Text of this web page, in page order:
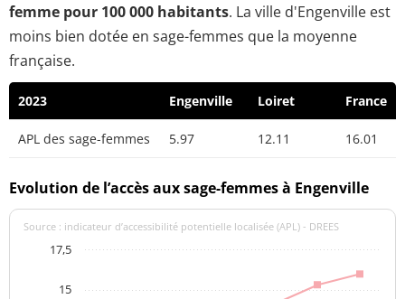
femme pour 100 000 habitants. La ville d'Engenville est
moins bien dotée en sage-femmes que la moyenne
française.
2023 Engenville Loiret France
APL des sage-femmes 5.97 12.11 16.01
Evolution de l’accès aux sage-femmes à Engenville
Source : indicateur d’accessibilité potentielle localisée (APL) - DREES
15
17,5